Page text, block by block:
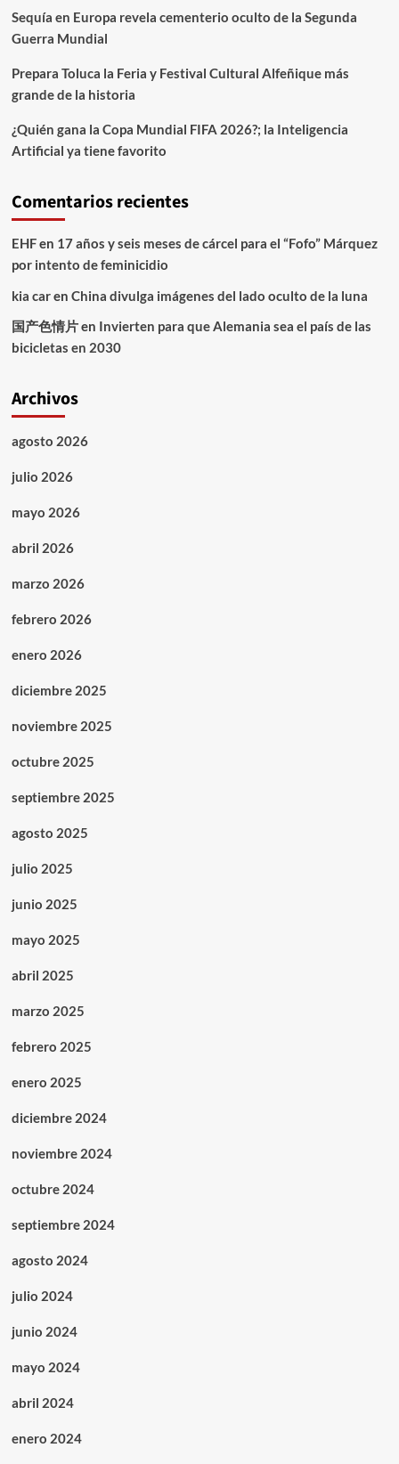
Sequía en Europa revela cementerio oculto de la Segunda
Guerra Mundial
Prepara Toluca la Feria y Festival Cultural Alfeñique más
grande de la historia
¿Quién gana la Copa Mundial FIFA 2026?; la Inteligencia
Artificial ya tiene favorito
Comentarios recientes
EHFen 17 años y seis meses de cárcel para el “Fofo” Márquez
por intento de feminicidio
kia caren China divulga imágenes del lado oculto de la luna
国产色情片en Invierten para que Alemania sea el país de las
bicicletas en 2030
Archivos
agosto 2026
julio 2026
mayo 2026
abril 2026
marzo 2026
febrero 2026
enero 2026
diciembre 2025
noviembre 2025
octubre 2025
septiembre 2025
agosto 2025
julio 2025
junio 2025
mayo 2025
abril 2025
marzo 2025
febrero 2025
enero 2025
diciembre 2024
noviembre 2024
octubre 2024
septiembre 2024
agosto 2024
julio 2024
junio 2024
mayo 2024
abril 2024
enero 2024